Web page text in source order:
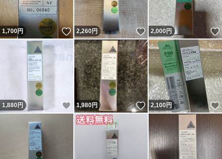
1,700円 いいね！
2,260円 いいね！
2,000円
1,880円 いいね！
1,980円 いいね！
2,100円